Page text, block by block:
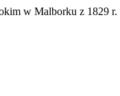
w Malborku z 1829 r.